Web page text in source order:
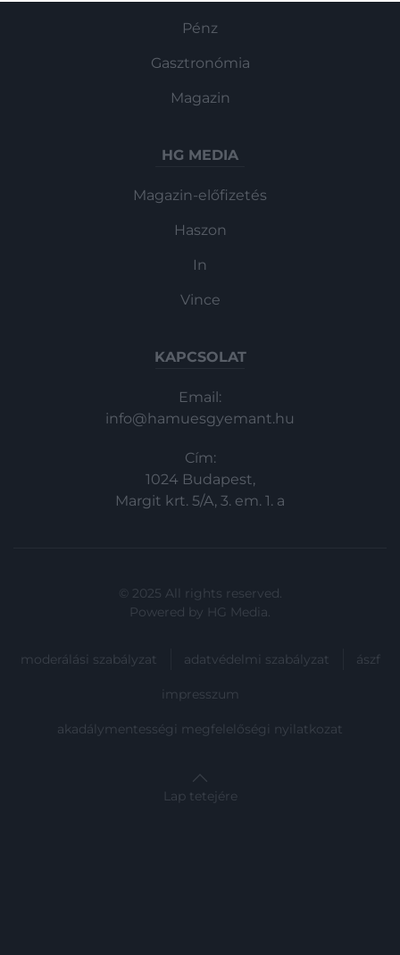
Pénz
Gasztronómia
Magazin
HG MEDIA
Magazin-előfizetés
Haszon
In
Vince
KAPCSOLAT
Email:
info@hamuesgyemant.hu
Cím:
1024 Budapest,
Margit krt. 5/A, 3. em. 1. a
© 2025 All rights reserved.
Powered by HG Media.
moderálási szabályzat adatvédelmi szabályzat ászf
impresszum
akadálymentességi megfelelőségi nyilatkozat
Lap tetejére